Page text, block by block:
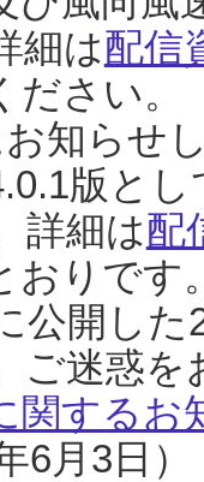
細は配信
ださい。
知らせ
版と
詳細は配
おりです
公開し
ご迷惑
関するお
6月3日）